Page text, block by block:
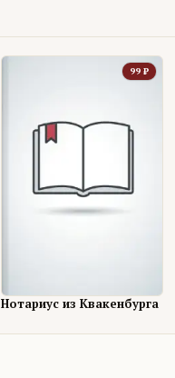
99₽
Нотариус из Квакенбурга